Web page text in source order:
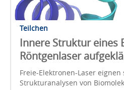
Teilchen
Innere Struktur eines
Röntgenlaser
Freie-Elektronen-Laser
Strukturanalysen von